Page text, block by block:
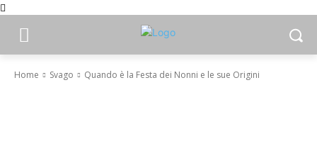
Home Svago Quando è la Festa dei Nonni e le sue Origini